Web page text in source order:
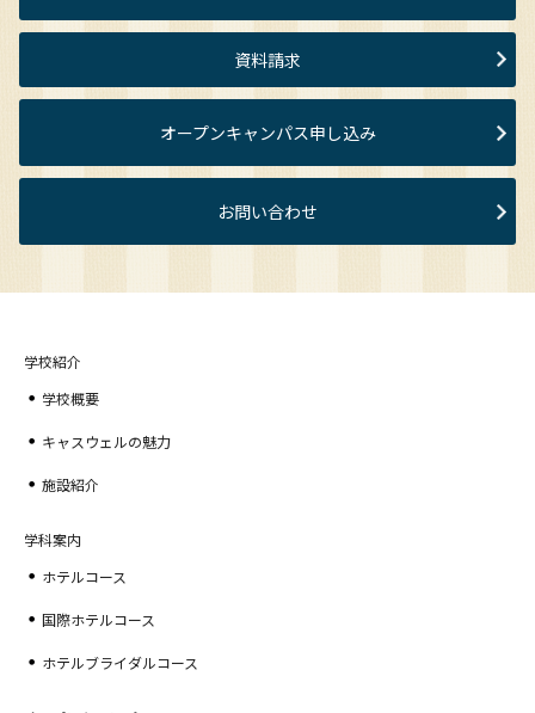
資料請求
オープンキャンパス申し込み
お問い合わせ
学校紹介
学校概要
キャスウェルの魅力
施設紹介
学科案内
ホテルコース
国際ホテルコース
ホテルブライダルコース